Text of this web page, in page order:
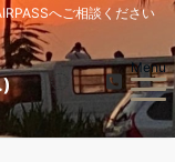
へご相談ください
Menu